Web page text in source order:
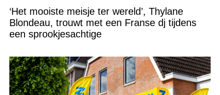
‘Het mooiste meisje ter wereld’, Thylane
Blondeau, trouwt met een Franse dj tijdens
een sprookjesachtige